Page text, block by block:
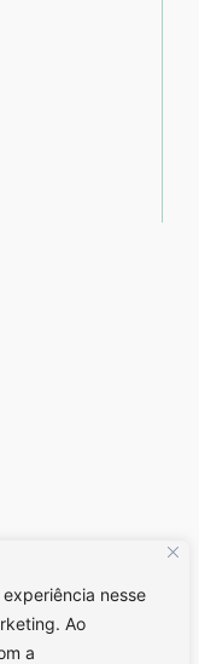
nesse
Ao
a
para o topo